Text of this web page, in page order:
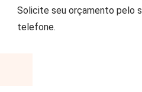
Solicite seu orçamento pelo
telefone.